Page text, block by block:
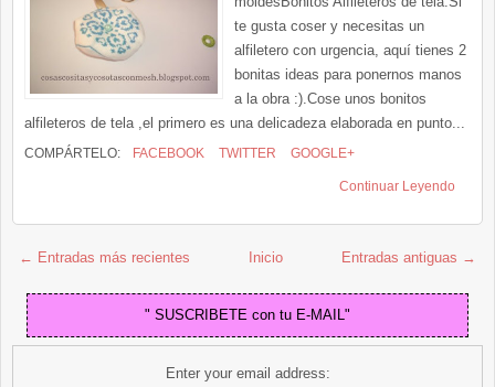
te gusta coser y necesitas un
alfiletero con urgencia, aquí tienes 2
bonitas ideas para ponernos manos
a la obra :).Cose unos bonitos
alfileteros de tela ,el primero es una delicadeza elaborada en punto...
COMPÁRTELO: FACEBOOK TWITTER GOOGLE+
Continuar Leyendo
← Entradas más recientes Entradas antiguas →
Inicio
" SUSCRIBETE con tu E-MAIL"
Enter your email address: